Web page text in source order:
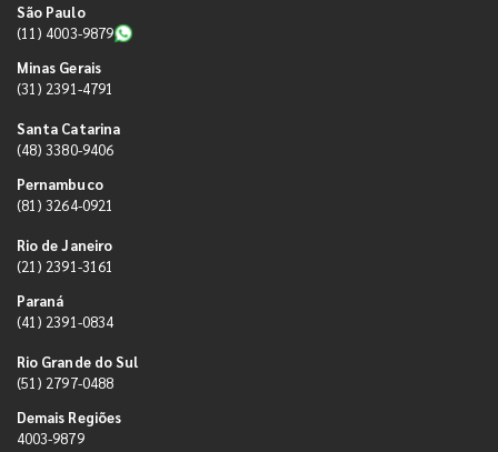
São Paulo
(11) 4003-9879
Minas Gerais
(31) 2391-4791
Santa Catarina
(48) 3380-9406
Pernambuco
(81) 3264-0921
Rio de Janeiro
(21) 2391-3161
Paraná
(41) 2391-0834
Rio Grande do Sul
(51) 2797-0488
Demais Regiões
4003-9879